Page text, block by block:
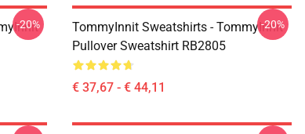
-20%
TommyInnit Sweatshirts - TommyInnit
Pullover Sweatshirt RB2805
€ 37,67 - € 44,11
-20%